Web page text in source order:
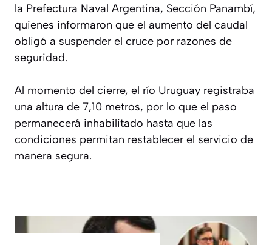
la Prefectura Naval Argentina, Sección Panambí,
quienes informaron que el aumento del caudal
obligó a suspender el cruce por razones de
seguridad.
Al momento del cierre, el río Uruguay registraba
una altura de 7,10 metros, por lo que el paso
permanecerá inhabilitado hasta que las
condiciones permitan restablecer el servicio de
manera segura.